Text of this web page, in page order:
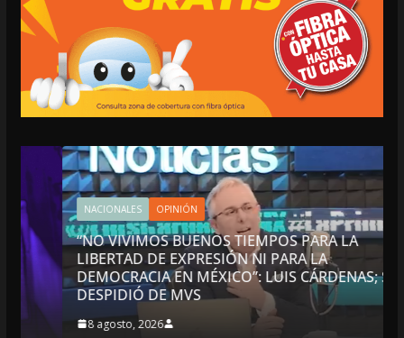
NACIONALES OPINIÓN
“NO VIVIMOS BUENOS TIEMPOS PARA LA
LIBERTAD DE EXPRESIÓN NI PARA LA
DEMOCRACIA EN MÉXICO”: LUIS CÁRDENAS; SE
DESPIDIÓ DE MVS
8 agosto, 2026